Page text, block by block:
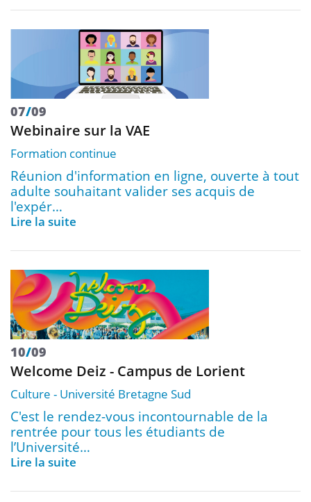
07/09
Webinaire sur la VAE
Formation continue
Réunion d'information en ligne, ouverte à tout
adulte souhaitant valider ses acquis de
l'expér…
Lire la suite
10/09
Welcome Deiz - Campus de Lorient
Culture Université Bretagne Sud
C'est le rendez-vous incontournable de la
rentrée pour tous les étudiants de
l’Université…
Lire la suite